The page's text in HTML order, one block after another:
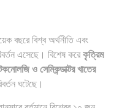
এশিয়ান
সেঞ্চুরির
মহাদেশের
৪৯টি…
বছরে বিশ্ব অর্থনীতি এবং
এসেছে। বিশেষ করেকৃত্রিম
ও সেমিকন্ডাক্টর খাতের
ঘটেছে।